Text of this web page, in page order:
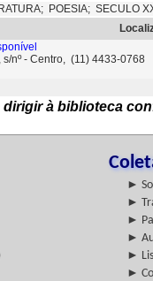
POESIA; SECULO
nº - Centro, (11) 4433-0768
dirigir à biblioteca
►
►
►
►
►
►